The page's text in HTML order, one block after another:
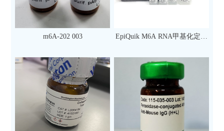
m6A-202 003
EpiQuik M6A RNA甲基化定量
次）